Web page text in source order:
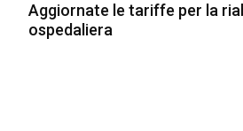
Aggiornate le tariffe per la
ospedaliera